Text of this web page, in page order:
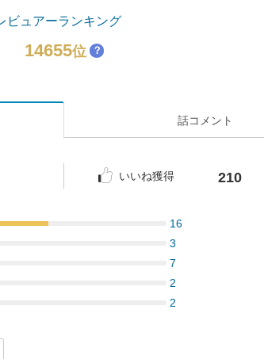
ビュアーランキング
14655位 ？
話コメント
いいね獲得 210
16
3
7
2
2